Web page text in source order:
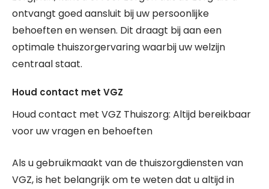
ontvangt goed aansluit bij uw persoonlijke
behoeften en wensen. Dit draagt bij aan een
optimale thuiszorgervaring waarbij uw welzijn
centraal staat.
Houd contact met VGZ
Houd contact met VGZ Thuiszorg: Altijd bereikbaar
voor uw vragen en behoeften
Als u gebruikmaakt van de thuiszorgdiensten van
VGZ, is het belangrijk om te weten dat u altijd in